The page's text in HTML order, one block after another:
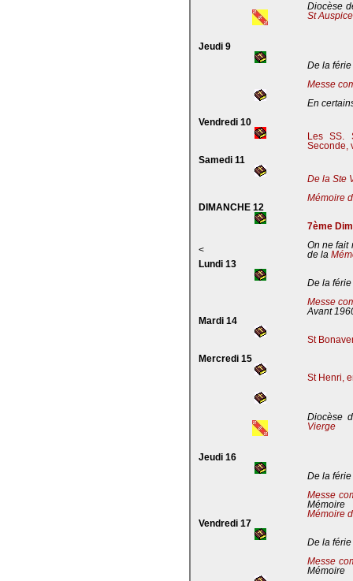
Diocèse
St
Jeudi 9
De la férie
Messe
En
Vendredi 10
Les SS.
Seconde,
Samedi 11
De la Ste
Mémoire
DIMANCHE 12
7ème
<
On ne fait
de la
Lundi 13
De la férie
Messe
Avant
Mardi 14
St
Mercredi 15
St Henri,
Diocèse
Vierge
Jeudi 16
De la férie
Messe
Mémoire
Mémoire
Vendredi 17
De la férie
Messe
Mémoire